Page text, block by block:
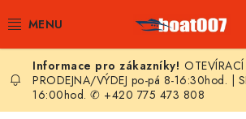
na
E-SHOP
AKČNÍ SLEVY
PRODEJNA/VÝDEJ po-pá 8-16:30hod. |
16:00hod. ✆ +420 775 473 808